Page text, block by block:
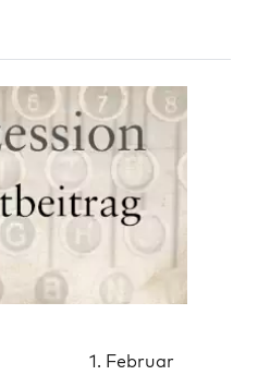
1. Februar